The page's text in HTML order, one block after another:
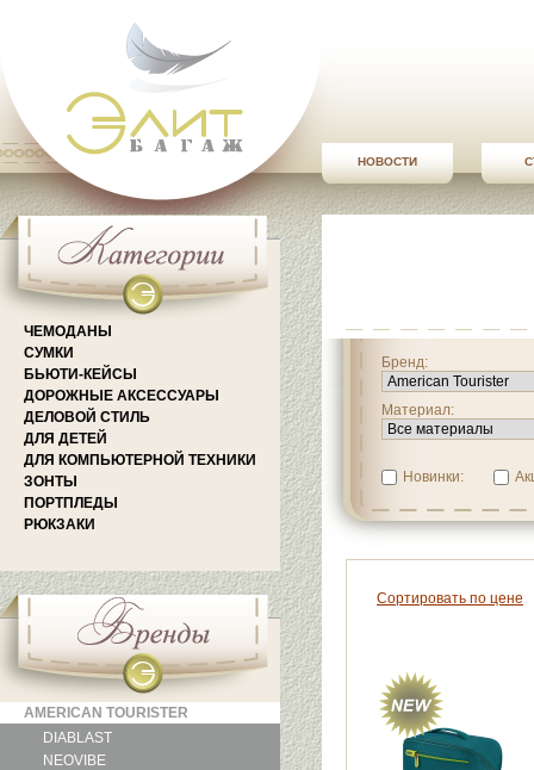
НОВОСТИ
ЧЕМОДАНЫ
СУМКИ
БЬЮТИ-КЕЙСЫ
ДОРОЖНЫЕ АКСЕССУАРЫ
ДЕЛОВОЙ СТИЛЬ
ДЛЯ ДЕТЕЙ
ДЛЯ КОМПЬЮТЕРНОЙ ТЕХНИКИ
ЗОНТЫ
ПОРТПЛЕДЫ
РЮКЗАКИ
AMERICAN TOURISTER
DIABLAST
NEOVIBE
Бренд:
Материал:
Новинки:
Сортировать по цене